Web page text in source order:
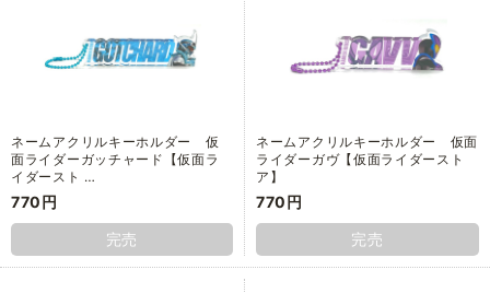
ネームアクリルキーホルダー 仮
面ライダーガッチャード【仮面ラ
イダースト …
770円
完売
ネームアクリルキーホルダー 仮面
ライダーガヴ【仮面ライダースト
ア】
770円
完売